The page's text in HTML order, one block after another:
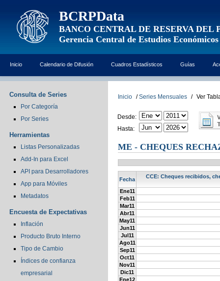
BCRPData
BANCO CENTRAL DE RESERVA DEL
Gerencia Central de Estudios Económicos
Inicio Calendario de Difusión Cuadros Estadísticos Guías
Consulta de Series
Por Categoría
Por Series
Herramientas
Listas Personalizadas
Add-In para Excel
API para Desarrolladores
App para Móviles
Metadatos
Encuesta de Expectativas
Inflación
Producto Bruto Interno
Tipo de Cambio
Índices de confianza
empresarial
Inicio / Series Mensuales / Ver
Desde:
Hasta:
ME - CHEQUES
Fecha CCE: Cheques recibidos,
Ene11
Feb11
Mar11
Abr11
May11
Jun11
Jul11
Ago11
Sep11
Oct11
Nov11
Dic11
Ene12